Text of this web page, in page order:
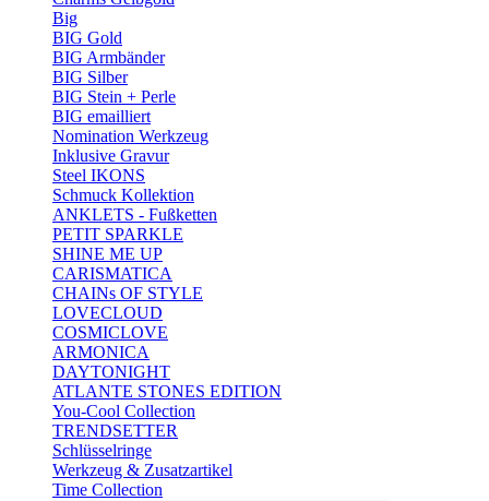
Big
BIG Gold
BIG Armbänder
BIG Silber
BIG Stein + Perle
BIG emailliert
Nomination Werkzeug
Inklusive Gravur
Steel IKONS
Schmuck Kollektion
ANKLETS - Fußketten
PETIT SPARKLE
SHINE ME UP
CARISMATICA
CHAINs OF STYLE
LOVECLOUD
COSMICLOVE
ARMONICA
DAYTONIGHT
ATLANTE STONES EDITION
You-Cool Collection
TRENDSETTER
Schlüsselringe
Werkzeug & Zusatzartikel
Time Collection